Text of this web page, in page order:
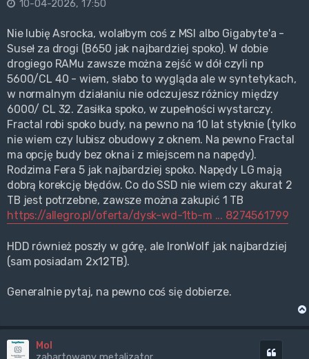
10-04-2026, 17:50
Nie lubię Asrocka, wolałbym coś z MSI albo Gigabyte'a -
Suseł za drogi (B650 jak najbardziej spoko). W dobie
drogiego RAMu zawsze można zejść w dół czyli np
5600/CL 40 - wiem, słabo to wygląda ale w syntetykach,
w normalnym działaniu nie odczujesz różnicy między
6000/ CL 32. Zasiłka spoko, w zupełności wystarczy.
Fractal robi spoko budy, na pewno na 10 lat styknie (tylko
nie wiem czy lubisz obudowy z oknem. Na pewno Fractal
ma opcję budy bez okna i z miejscem na napędy).
Rodzima Fera 5 jak najbardziej spoko. Napędy LG mają
dobrą korekcję błędów. Co do SSD nie wiem czy akurat 2
TB jest potrzebne, zawsze można zakupić 1 TB
https://allegro.pl/oferta/dysk-wd-1tb-m ... 8274561799
HDD również poszły w górę, ale IronWolf jak najbardziej
(sam posiadam 2x12TB).
Generalnie pytaj, na pewno coś się dobierze.
Mol